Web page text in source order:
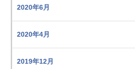
2020年6月
2020年4月
2019年12月